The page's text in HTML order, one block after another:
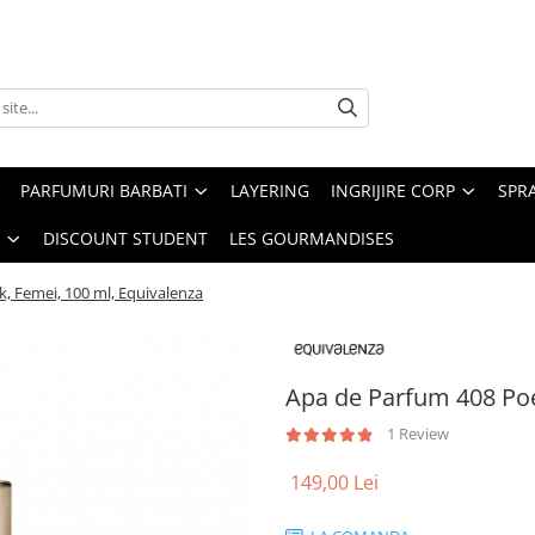
PARFUMURI BARBATI LAYERING INGRIJIRE CORP
DISCOUNT STUDENT LES GOURMANDISES
Femei, 100 ml, Equivalenza
Apa de Parfum 408
1 Review
149,00 Lei